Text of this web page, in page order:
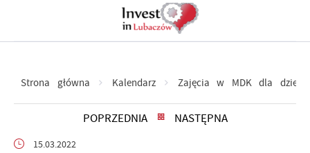
Strona główna Kalendarz Zajęcia w MDK dla dzieci
POPRZEDNIA NASTĘPNA
15.03.2022